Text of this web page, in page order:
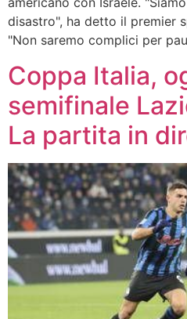
disastro", ha detto il premier
"Non saremo complici per
Coppa Italia,
semifinale
La partita in